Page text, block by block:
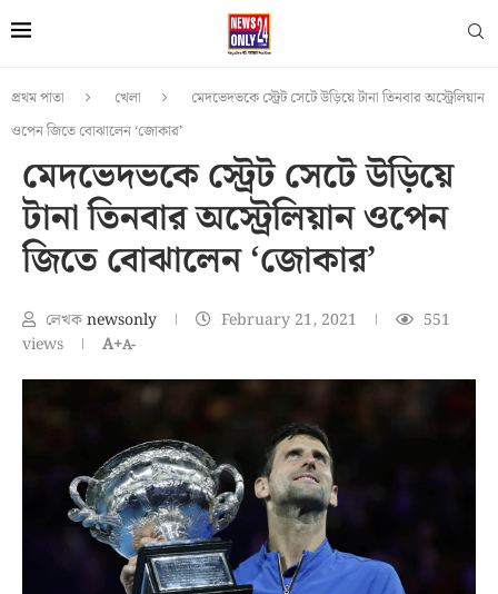
প্রথম পাতা খেলা
মেদভেদভকে স্ট্রেট সেটে উড়িয়ে টানা তিনবার অস্ট্রেলিয়ান
ওপেন জিতে বোঝালেন ‘জোকার’
মেদভেদভকে স্ট্রেট সেটে উড়িয়ে
টানা তিনবার অস্ট্রেলিয়ান ওপেন
জিতে বোঝালেন ‘জোকার’
লেখকnewsonly February 21, 2021
551
views
A+A-